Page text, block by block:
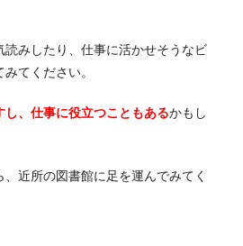
読みしたり、仕事に活かせそうなビ
てください。
し、仕事に役立つこともあるかもし
近所の図書館に足を運んでみてく